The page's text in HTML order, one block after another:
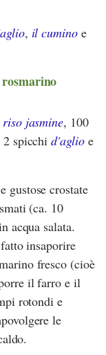
, il cumino e
jasmine, 100
2 spicchid'aglioe
gustose crostate
(ca. 10
acqua salata.
insaporire
fresco (cioè
il farro e il
rotondi e
le